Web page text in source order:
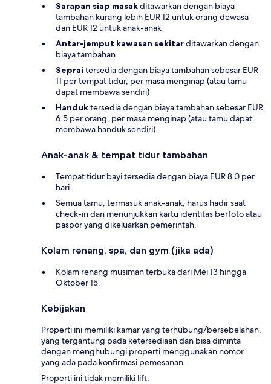
Sarapan siap masakditawarkan dengan biaya
tambahan kurang lebih EUR 12 untuk orang dewasa
dan EUR 12 untuk anak-anak
Antar-jemput kawasan sekitarditawarkan dengan
biaya tambahan
Seprai tersedia dengan biaya tambahan sebesar EUR
11 per tempat tidur, per masa menginap (atau tamu
dapat membawa sendiri)
Handuktersedia dengan biaya tambahan sebesar EUR
6.5 per orang, per masa menginap (atau tamu dapat
membawa handuk sendiri)
Anak-anak & tempat tidur tambahan
Tempat tidur bayi tersedia dengan biaya EUR 8.0 per
hari
Semua tamu, termasuk anak-anak, harus hadir saat
check-in dan menunjukkan kartu identitas berfoto atau
paspor yang dikeluarkan pemerintah.
Kolam renang, spa, dan gym (jika ada)
Kolam renang musiman terbuka dari Mei 13 hingga
Oktober 15.
Kebijakan
Properti ini memiliki kamar yang terhubung/bersebelahan,
yang tergantung pada ketersediaan dan bisa diminta
dengan menghubungi properti menggunakan nomor
yang ada pada konfirmasi pemesanan.
Properti ini tidak memiliki lift.